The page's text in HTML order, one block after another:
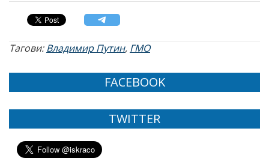
Тагови:Владимир Путин, ГМО
FACEBOOK
TWITTER